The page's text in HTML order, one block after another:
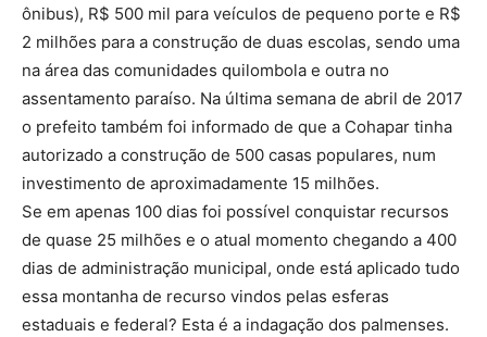
ônibus), R$ 500 mil para veículos de pequeno porte e R$
2 milhões para a construção de duas escolas, sendo uma
na área das comunidades quilombola e outra no
assentamento paraíso. Na última semana de abril de 2017
o prefeito também foi informado de que a Cohapar tinha
autorizado a construção de 500 casas populares, num
investimento de aproximadamente 15 milhões.
Se em apenas 100 dias foi possível conquistar recursos
de quase 25 milhões e o atual momento chegando a 400
dias de administração municipal, onde está aplicado tudo
essa montanha de recurso vindos pelas esferas
estaduais e federal? Esta é a indagação dos palmenses.